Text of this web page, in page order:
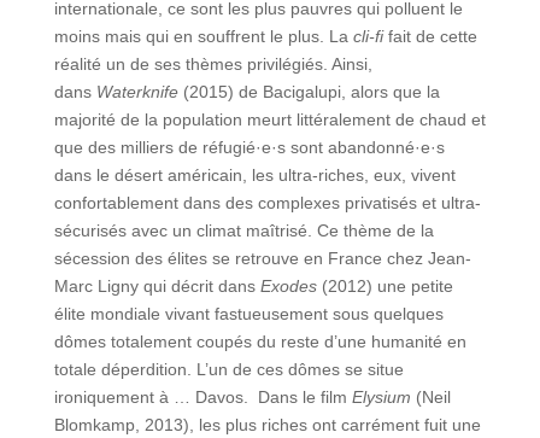
internationale, ce sont les plus pauvres qui polluent le
moins mais qui en souffrent le plus. La cli-fifait de cette
réalité un de ses thèmes privilégiés. Ainsi,
dans Waterknife(2015) de Bacigalupi, alors que la
majorité de la population meurt littéralement de chaud et
que des milliers de réfugié·e·s sont abandonné·e·s
dans le désert américain, les ultra-riches, eux, vivent
confortablement dans des complexes privatisés et ultra-
sécurisés avec un climat maîtrisé. Ce thème de la
sécession des élites se retrouve en France chez Jean-
Marc Ligny qui décrit dans Exodes (2012) une petite
élite mondiale vivant fastueusement sous quelques
dômes totalement coupés du reste d’une humanité en
totale déperdition. L’un de ces dômes se situe
ironiquement à … Davos. Dans le film Elysium (Neil
Blomkamp, 2013), les plus riches ont carrément fuit une